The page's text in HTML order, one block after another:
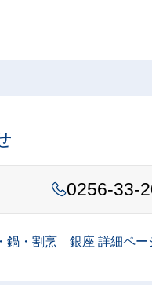
0256-33-
鍋・割烹 銀座 詳細ペー